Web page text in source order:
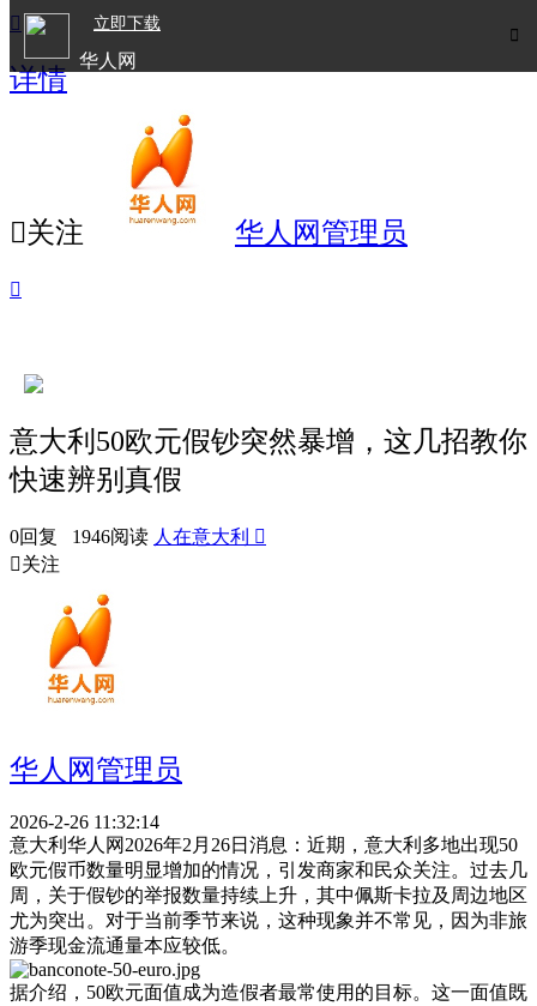

立即下载
华人网

详情
关注 华人网管理员

意大利50欧元假钞突然暴增，这几招教你
快速辨别真假
0回复 1946阅读 人在意大利 
关注
华人网管理员
2026-2-26 11:32:14
意大利华人网2026年2月26日消息：近期，意大利多地出现50
欧元假币数量明显增加的情况，引发商家和民众关注。过去几
周，关于假钞的举报数量持续上升，其中佩斯卡拉及周边地区
尤为突出。对于当前季节来说，这种现象并不常见，因为非旅
游季现金流通量本应较低。
据介绍，50欧元面值成为造假者最常使用的目标。这一面值既